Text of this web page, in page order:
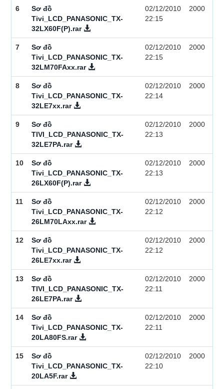
6
Sơ đồ
Tivi_LCD_PANASONIC_TX-
32LX60F(P).rar
02/12/2010
22:15
2000
7
Sơ đồ
Tivi_LCD_PANASONIC_TX-
32LM70FAxx.rar
02/12/2010
22:15
2000
8
Sơ đồ
Tivi_LCD_PANASONIC_TX-
32LE7xx.rar
02/12/2010
22:14
2000
9
Sơ đồ
TIVI_LCD_PANASONIC_TX-
32LE7PA.rar
02/12/2010
22:13
2000
10
Sơ đồ
Tivi_LCD_PANASONIC_TX-
26LX60F(P).rar
02/12/2010
22:13
2000
11
Sơ đồ
Tivi_LCD_PANASONIC_TX-
26LM70LAxx.rar
02/12/2010
22:12
2000
12
Sơ đồ
Tivi_LCD_PANASONIC_TX-
26LE7xx.rar
02/12/2010
22:12
2000
13
Sơ đồ
TIVI_LCD_PANASONIC_TX-
26LE7PA.rar
02/12/2010
22:11
2000
14
Sơ đồ
Tivi_LCD_PANASONIC_TX-
20LA80FS.rar
02/12/2010
22:11
2000
15
Sơ đồ
Tivi_LCD_PANASONIC_TX-
20LA5F.rar
02/12/2010
22:10
2000